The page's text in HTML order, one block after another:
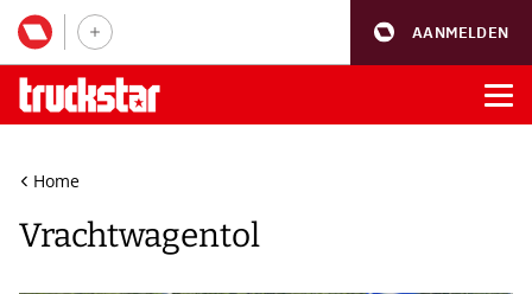
AANMELDEN
Home
Vrachtwagentol